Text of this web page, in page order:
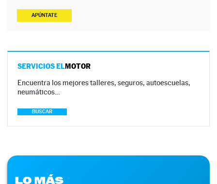
APÚNTATE
SERVICIOS ELMOTOR
Encuentra los mejores talleres, seguros, autoescuelas,
neumáticos…
BUSCAR
LO MÁS